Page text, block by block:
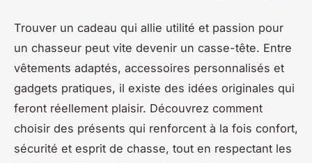
Trouver un cadeau qui allie utilité et passion pour
un chasseur peut vite devenir un casse-tête. Entre
vêtements adaptés, accessoires personnalisés et
gadgets pratiques, il existe des idées originales qui
feront réellement plaisir. Découvrez comment
choisir des présents qui renforcent à la fois confort,
sécurité et esprit de chasse, tout en respectant les